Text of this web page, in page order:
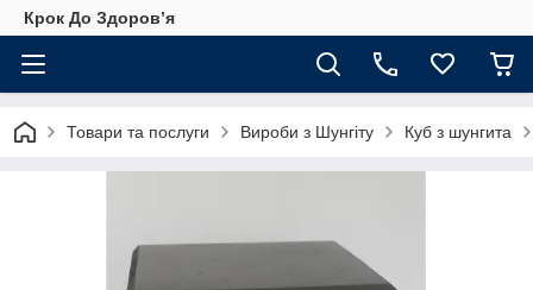
Крок До Здоровʼя
Товари та послуги Вироби з Шунгіту Куб з шунгита